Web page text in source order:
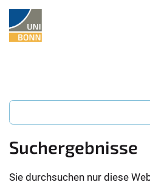
Suchergebnisse
Sie durchsuchen nur diese